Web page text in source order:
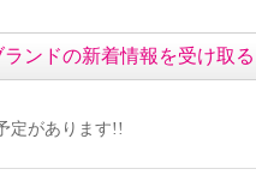
ランドの新着情報を受け取る
定があります!!